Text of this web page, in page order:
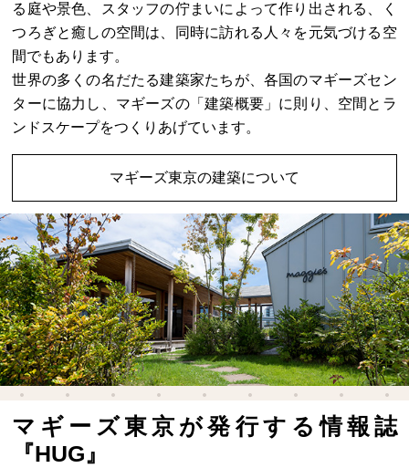
る庭や景色、スタッフの佇まいによって作り出される、く
つろぎと癒しの空間は、同時に訪れる人々を元気づける空
間でもあります。
世界の多くの名だたる建築家たちが、各国のマギーズセン
ターに協力し、マギーズの「建築概要」に則り、空間とラ
ンドスケープをつくりあげています。
マギーズ東京の建築について
マギーズ東京が発行する情報誌
『HUG』